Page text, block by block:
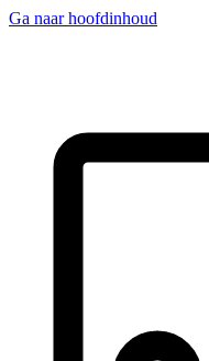
Ga naar hoofdinhoud